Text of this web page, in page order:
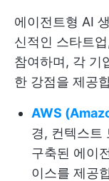
에이전트형 AI
신적인 스타트
참여하며, 각 기
한 강점을 제공
AWS
경, 컨텍스트
구축된 에이
이스를 제공